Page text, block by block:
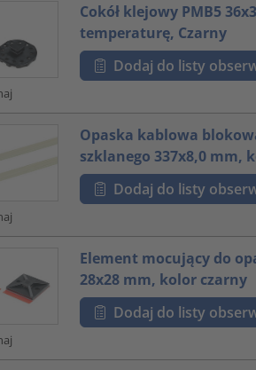
Cokół klejowy PMB5
temperaturę, Czarny
Dodaj do listy
Opaska kablowa
szklanego 337x8,0 mm,
Dodaj do listy
Element mocujący do
28x28 mm, kolor czarny
Dodaj do listy